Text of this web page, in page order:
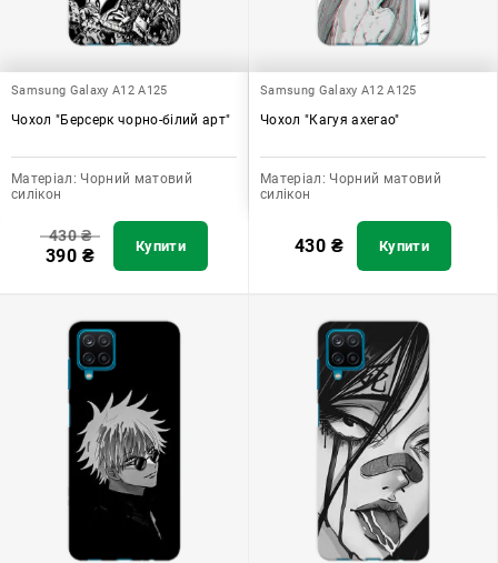
Samsung Galaxy A12 A125
Чохол "Берсерк чорно-білий арт"
Матеріал: Чорний матовий
силікон
430₴
390 ₴ Купити
Samsung Galaxy A12 A125
Чохол "Кагуя ахегао"
Матеріал: Чорний матовий
силікон
430 ₴ Купити